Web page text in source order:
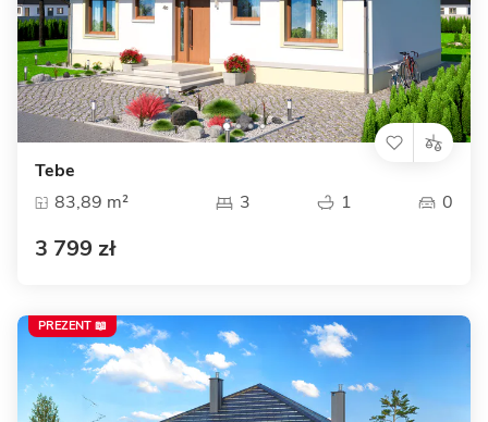
Tebe
83,89 m²
3 1 0
3 799 zł
PREZENT 📖